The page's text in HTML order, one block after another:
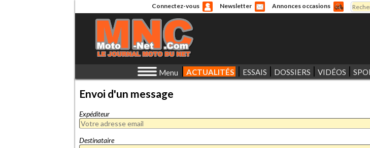
Connectez-vous Newsletter Annonces occasions
Menu ACTUALITÉS ESSAIS DOSSIERS VIDÉOS
Envoi d'un message
Expéditeur
Destinataire